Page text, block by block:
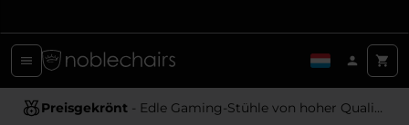
Preisgekrönt - Edle Gaming-Stühle von hoher Qualität
Ergonomisches Design- Bietet optimale Unterstützung und Komfort